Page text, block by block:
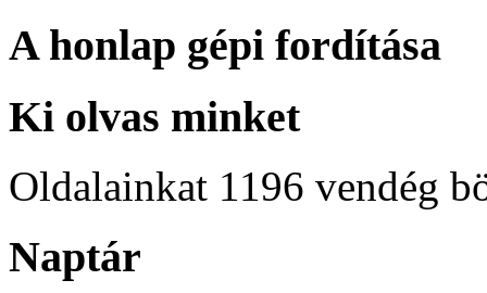
A honlap gépi fordítása
Ki olvas minket
Oldalainkat 1196 vendég
Naptár